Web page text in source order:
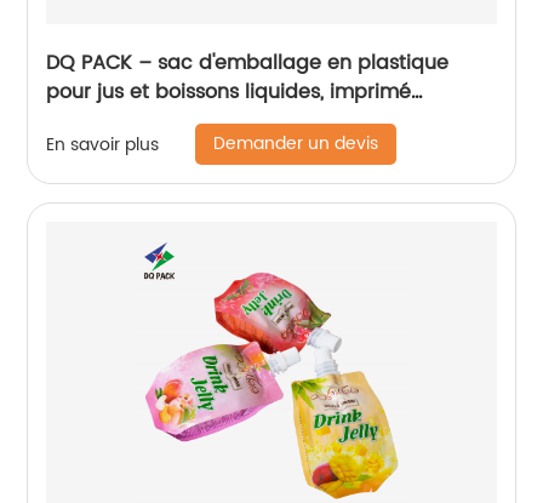
DQ PACK – sac d'emballage en plastique
pour jus et boissons liquides, imprimé
personnalisé, sac à bec debout, sac à buse
d'aspiration
En savoir plus Demander un devis